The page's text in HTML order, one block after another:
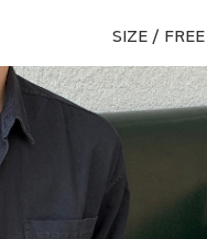
SIZE / FREE